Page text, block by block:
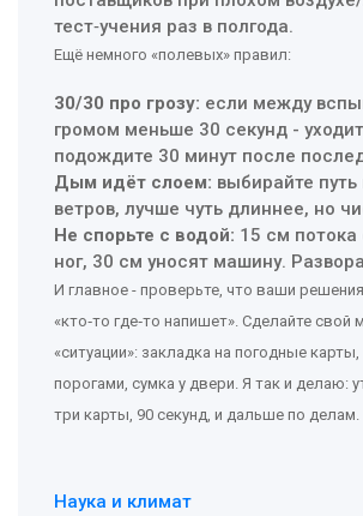
тест‑учения раз в полгода.
Ещё немного «полевых» правил:
30/30 про грозу: если между
громом меньше 30 секунд -
подождите 30 минут после
Дым идёт слоем: выбирайте путь
ветров, лучше чуть длиннее, но
Не спорьте с водой: 15 см потока
ног, 30 см уносят машину.
И главное - проверьте, что ваши
«кто‑то где‑то напишет». Сделайте свой
«ситуации»: закладка на погодные
порогами, сумка у двери. Я так и делаю:
три карты, 90 секунд, и дальше по делам.
Наука и климат